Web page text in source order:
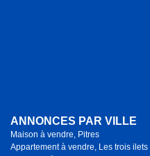
ANNONCES PAR VILLE
Maison à vendre, Pitres
Appartement à vendre, Les trois ilets